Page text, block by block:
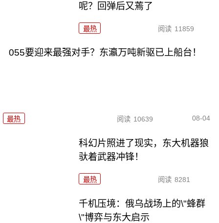
呢？回弹后又蔫了
最热 阅读 11859
055要迎来最强对手？东瀛万吨新驱已上船台！
最热 阅读 10639 08-04
科幻片照进了现实，东大机器狼
驮着武器冲锋！
最热 阅读 8281
千机压境：俄乌战场上的\"蜂群
\"博弈与东大启示